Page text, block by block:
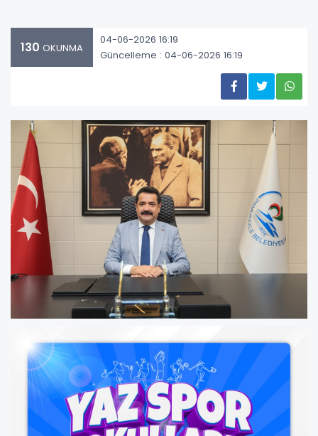
130 OKUNMA
04-06-2026 16:19
Güncelleme : 04-06-2026 16:19